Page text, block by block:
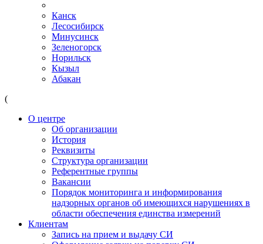
Канск
Лесосибирск
Минусинск
Зеленогорск
Норильск
Кызыл
Абакан
(
О центре
Об организации
История
Реквизиты
Структура организации
Референтные группы
Вакансии
Порядок мониторинга и информирования
надзорных органов об имеющихся нарушениях в
области обеспечения единства измерений
Клиентам
Запись на прием и выдачу СИ